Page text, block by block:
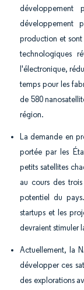
développement
production et sont
technologiques
l'électronique,
temps pour les
de 580
région.
La demande en
portée par les
petits satellites
au cours des
potentiel du
startups et les
devraient stimuler
Actuellement, la
développer ces
des explorations